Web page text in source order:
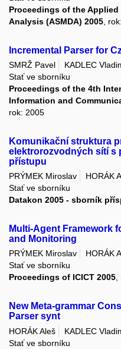
Proceedings of the
Analysis (ASMDA) 2005 ,
Incremental Parser for
SMRŽ Pavel
KADLEC
Stať ve sborníku
Proceedings of the 4th
Information and
rok: 2005
Komunikační struktura
elektrorozvodných sítí s
přístupu
PRÝMEK Miroslav
HORÁK
Stať ve sborníku
Datakon 2005 - sborník
Multi-Agent Framework
and Monitoring
PRÝMEK Miroslav
HORÁK
Stať ve sborníku
Proceedings of ICICT 2005,
New Meta-grammar
Parser synt
HORÁK Aleš
KADLEC
Stať ve sborníku